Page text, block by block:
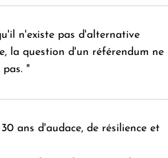
n'existe pas d'alternative
la question d'un référendum ne
pas. "
ans d'audace, de résilience et